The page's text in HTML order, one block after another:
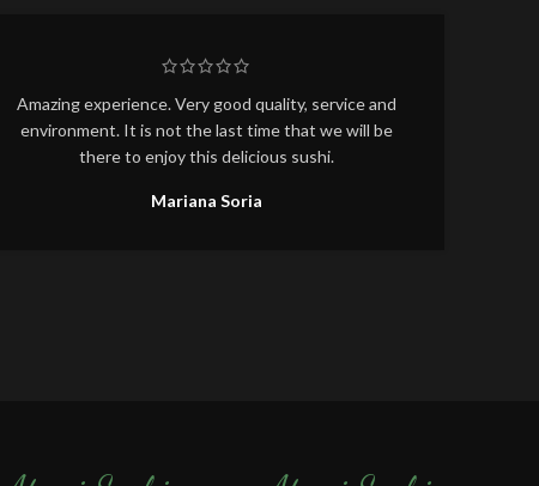
Amazing experience. Very good quality, service and
environment. It is not the last time that we will be
there to enjoy this delicious sushi.
Mariana Soria